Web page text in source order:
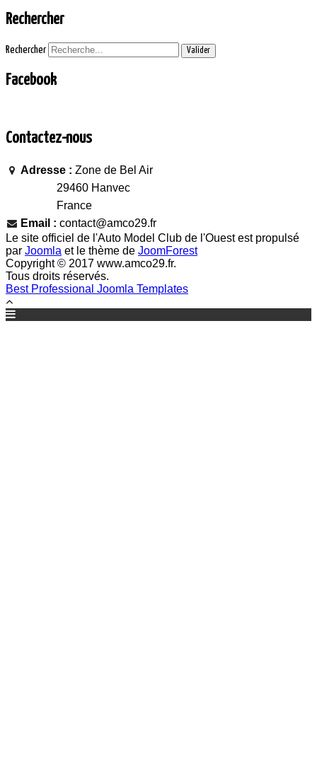
Rechercher
Rechercher Valider
Facebook
Contactez-nous
Adresse : Zone de Bel Air
29460 Hanvec
France
Email : contact@amco29.fr
Le site officiel de l'Auto Model Club de l'Ouest est propulsé
par Joomla et le thème de JoomForest
Copyright © 2017 www.amco29.fr.
Tous droits réservés.
Best Professional Joomla Templates